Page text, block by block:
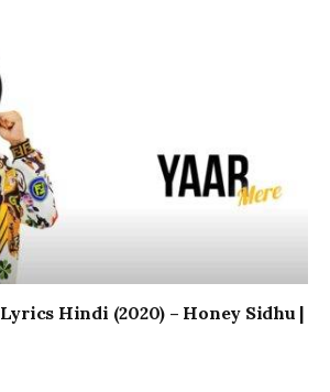
Hindi (2020) – Honey Sidhu |